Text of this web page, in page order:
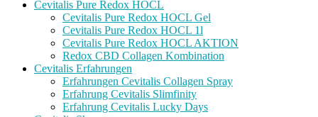
Cevitalis Pure Redox HOCL
Cevitalis Pure Redox HOCL Gel
Cevitalis Pure Redox HOCL 1l
Cevitalis Pure Redox HOCL AKTION
Redox CBD Collagen Kombination
Cevitalis Erfahrungen
Erfahrungen Cevitalis Collagen Spray
Erfahrung Cevitalis Slimfinity
Erfahrung Cevitalis Lucky Days